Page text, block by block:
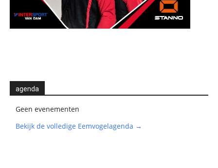
agenda
Geen evenementen
Bekijk de volledige Eemvogelagenda →